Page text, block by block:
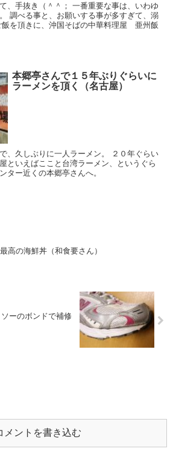
、手抜き（＾＾； 一番重要な事は、いわゆ
調べる事と、お願いする事が多すぎて、溺
飯を頂きに、沖国そばの中華料理屋 亜州飯
本郷亭さんで１５年ぶりぐらいに
ラーメンを頂く（名古屋）
、久しぶりに一人ラーメン。 ２０年ぐらい
といえばここと台湾ラーメン、というぐら
ター近くの本郷亭さんへ。
最高の海鮮丼（和食要さん）
ーのボンドで補修
メントを書き込む